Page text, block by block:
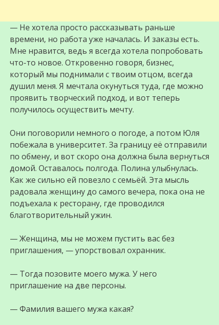
— Не хотела просто рассказывать раньше
времени, но работа уже началась. И заказы есть.
Мне нравится, ведь я всегда хотела попробовать
что-то новое. Откровенно говоря, бизнес,
который мы поднимали с твоим отцом, всегда
душил меня. Я мечтала окунуться туда, где можно
проявить творческий подход, и вот теперь
получилось осуществить мечту.
Они поговорили немного о погоде, а потом Юля
побежала в университет. За границу её отправили
по обмену, и вот скоро она должна была вернуться
домой. Оставалось полгода. Полина улыбнулась.
Как же сильно ей повезло с семьёй. Эта мысль
радовала женщину до самого вечера, пока она не
подъехала к ресторану, где проводился
благотворительный ужин.
— Женщина, мы не можем пустить вас без
приглашения, — упорствовал охранник.
— Тогда позовите моего мужа. У него
приглашение на две персоны.
— Фамилия вашего мужа какая?